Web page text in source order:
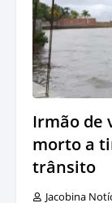
Irmão de
morto a
trânsito
Jacobina